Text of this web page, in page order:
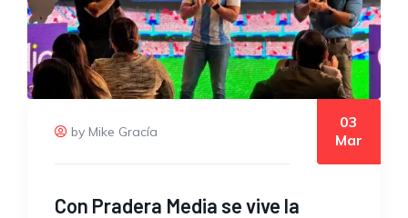
by Mike Gracía
03
Mar
Con Pradera Media se vive la